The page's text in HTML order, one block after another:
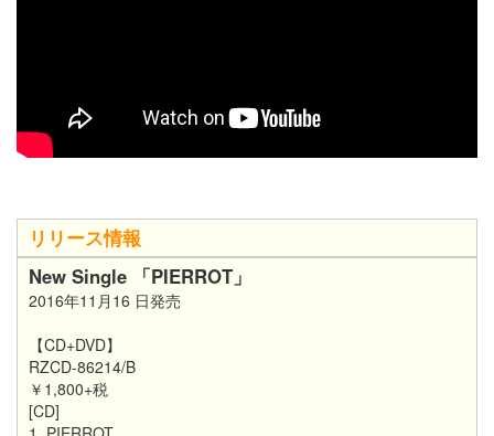
リリース情報
New Single 「PIERROT」
2016年11月16 日発売
【CD+DVD】
RZCD-86214/B
￥1,800+税
[CD]